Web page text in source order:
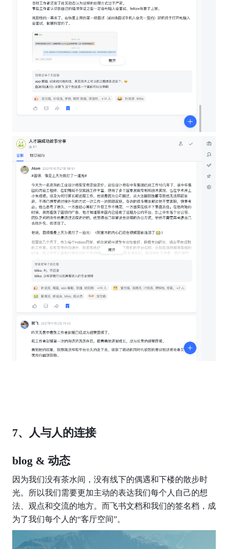
7、人与人的连接
blog & 动态
因为我们没有茶水间，没有线下的偶遇和下楼的散步时
光。所以我们需要更加主动的表达我们每个人自己的想
法、观点和交流的地方。而飞书文档和我们的签名档，成
为了我们每个人的“客厅空间”。